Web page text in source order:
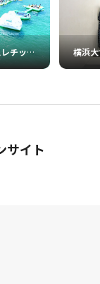
日本最大級の海上アスレチックパーク フロリックシーアドベンチャーパーク淡路島
サイト